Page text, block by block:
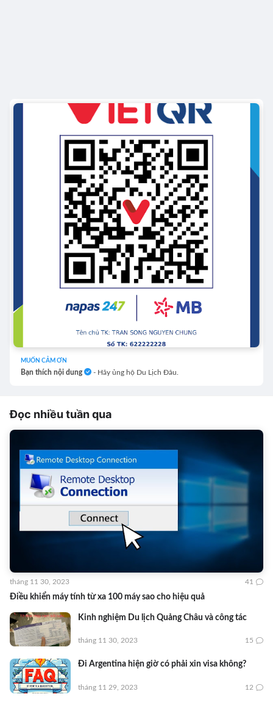
MUỐN CẢM ƠN
Bạn thích nội dung - Hãy ủng hộ Du Lịch Đâu.
Đọc nhiều tuần qua
Điều khiển máy tính từ xa 100 máy sao cho hiệu quả
tháng 11 30, 2023 41
Kinh nghiệm Du lịch Quảng Châu và công tác
tháng 11 30, 2023 15
Đi Argentina hiện giờ có phải xin visa không?
tháng 11 29, 2023 12